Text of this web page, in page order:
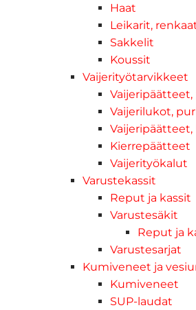
Haat
Leikarit,
Sakkelit
Koussit
Vaijerityötarvikkeet
Vaijeripäätteet,
Vaijerilukot,
Kierrepäätteet
Vaijerityökalut
Varustekassit
Reput ja kassit
Varustesäkit
Reput ja
Varustesarjat
Kumiveneet ja
Kumiveneet
SUP-laudat